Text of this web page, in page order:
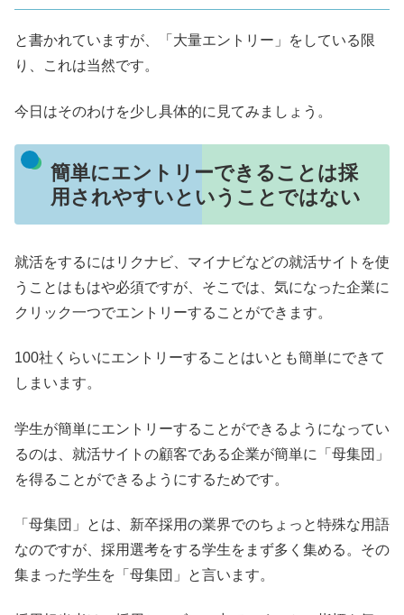
と書かれていますが、「大量エントリー」をしている限
り、これは当然です。
今日はそのわけを少し具体的に見てみましょう。
簡単にエントリーできることは採
用されやすいということではない
就活をするにはリクナビ、マイナビなどの就活サイトを使
うことはもはや必須ですが、そこでは、気になった企業に
クリック一つでエントリーすることができます。
100社くらいにエントリーすることはいとも簡単にできて
しまいます。
学生が簡単にエントリーすることができるようになってい
るのは、就活サイトの顧客である企業が簡単に「母集団」
を得ることができるようにするためです。
「母集団」とは、新卒採用の業界でのちょっと特殊な用語
なのですが、採用選考をする学生をまず多く集める。その
集まった学生を「母集団」と言います。